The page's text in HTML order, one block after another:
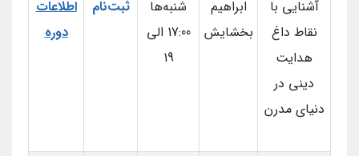
آشنایی با
نقاط داغ
هدایت
دینی در
دنیای مدرن
ابراهیم
بخشایش
شنبه‌ها
17:00 الی
19
ثبت‌نام
اطلاعات
دوره